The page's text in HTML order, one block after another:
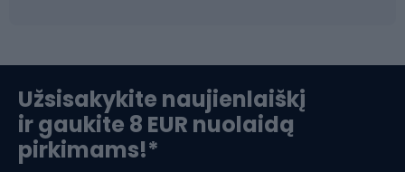
Slidinėjimas
Apranga žiemos sportui
Užsisakykite naujienlaiškį
ir gaukite 8 EUR nuolaidą
pirkimams!*